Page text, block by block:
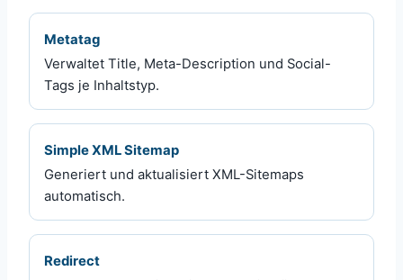
Metatag
Verwaltet Title, Meta-Description und Social-
Tags je Inhaltstyp.
Simple XML Sitemap
Generiert und aktualisiert XML-Sitemaps
automatisch.
Redirect